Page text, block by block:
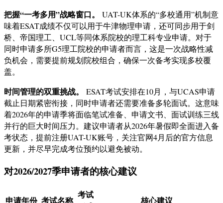
把握“一考多用”战略窗口。
UAT-UK体系的“多校通用”机制意
味着ESAT成绩不仅可以用于牛津物理申请，还可同步用于剑
桥、帝国理工、UCL等同体系院校的理工科专业申请。对于
同时申请多所G5理工院校的申请者而言，这是一次战略性减
负机会，需要提前规划院校组合，确保一次备考实现多校覆
盖。
时间管理的双重挑战。
ESAT考试安排在10月，与UCAS申请
截止日期紧密衔接，同时申请者还需要准备多轮面试。这意味
着2026年的申请季将面临笔试准备、申请文书、面试训练三线
并行的巨大时间压力。建议申请者从2026年暑假即全面进入备
考状态，提前注册UAT-UK账号，关注官网4月后的官方信息
更新，并尽早完成考位预约以避免被动。
对2026/2027季申请者的核心建议
申请年份 考试名称
考试
核心建议